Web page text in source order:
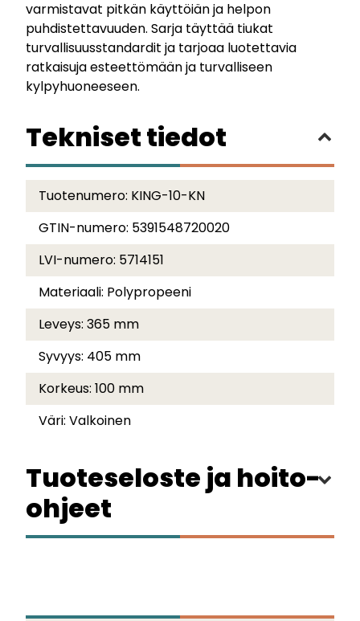
varmistavat pitkän käyttöiän ja helpon
puhdistettavuuden. Sarja täyttää tiukat
turvallisuusstandardit ja tarjoaa luotettavia
ratkaisuja esteettömään ja turvalliseen
kylpyhuoneeseen.
Tekniset tiedot
Tuotenumero: KING-10-KN
GTIN-numero: 5391548720020
LVI-numero: 5714151
Materiaali: Polypropeeni
Leveys: 365 mm
Syvyys: 405 mm
Korkeus: 100 mm
Väri: Valkoinen
Tuoteseloste ja hoito-
ohjeet